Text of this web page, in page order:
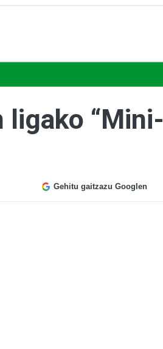
ligako “Mini-
Gehitu gaitzazu Googlen